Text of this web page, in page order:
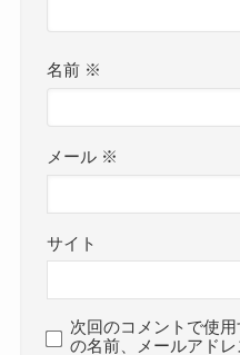
名前 ※
メール ※
サイト
次回のコメントで使
の名前、メールアドレ